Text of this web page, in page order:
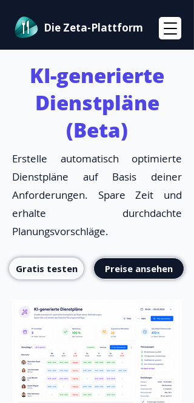
Die Zeta-Plattform
KI-generierte
Dienstpläne
(Beta)
Erstelle automatisch optimierte
Dienstpläne auf Basis deiner
Anforderungen. Spare Zeit und
erhalte durchdachte
Planungsvorschläge.
Gratis testen Preise ansehen